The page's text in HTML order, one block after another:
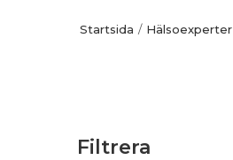
Startsida Hälsoexperter
Filtrera